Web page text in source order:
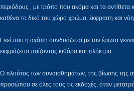
περιόδους , με τρόπο που ακόμα και τα αντίθετα
καθένα το δικό του χώρο χρώμα, έκφραση και
Εκεί που η αγάπη συνδυάζεται με τον έρωτα
εκφράζεται παίζοντας κιθάρα και πλήκτρα.
Ο πλούτος των συναισθημάτων, της βίωσης της
προσώπου σε όλες τους τις εκδοχές, όταν